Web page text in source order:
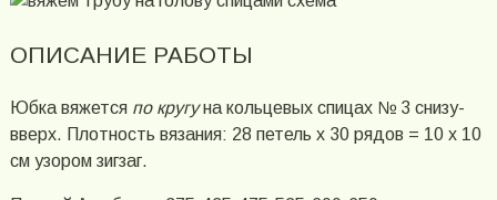
ОПИСАНИЕ РАБОТЫ
Юбка вяжется по кругуна кольцевых спицах № 3 снизу-
вверх. Плотность вязания: 28 петель x 30 рядов = 10 x 10
см узором зигзаг.